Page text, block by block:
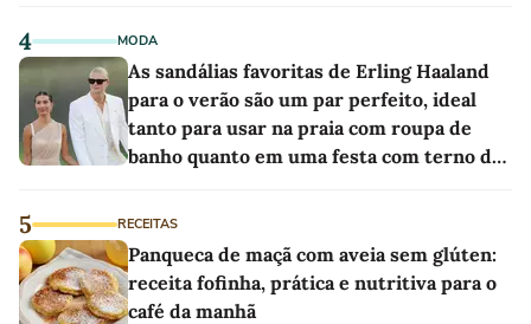
4 MODA
As sandálias favoritas de Erling Haaland
para o verão são um par perfeito, ideal
tanto para usar na praia com roupa de
banho quanto em uma festa com terno de
5 RECEITAS
Panqueca de maçã com aveia sem glúten:
receita fofinha, prática e nutritiva para o
café da manhã